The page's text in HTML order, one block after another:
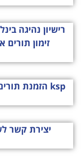
רישיון נהיגה
זימון תורים
ksp הזמנת תורים – איך להזמין תור לסניף KSP?
יצירת קשר